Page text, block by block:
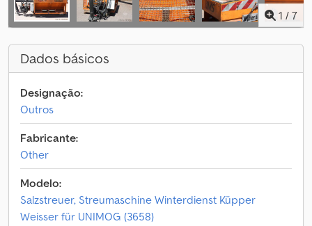
1 / 7
Dados básicos
Designação:
Outros
Fabricante:
Other
Modelo:
Salzstreuer, Streumaschine Winterdienst Küpper
Weisser für UNIMOG (3658)